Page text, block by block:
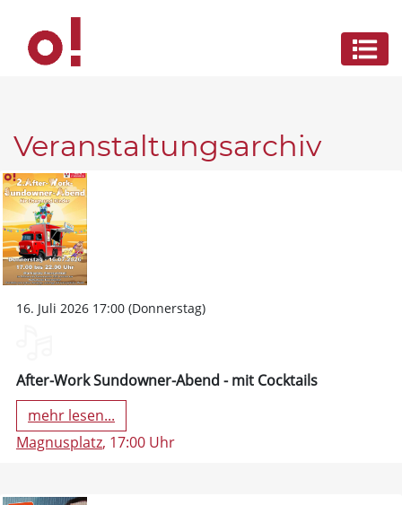
Veranstaltungsarchiv
16. Juli 2026 17:00 (Donnerstag)
After-Work Sundowner-Abend - mit Cocktails
mehr lesen...
Magnusplatz, 17:00 Uhr